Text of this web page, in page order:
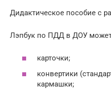
Дидактическое пособие с
Лэпбук по ПДД в ДОУ
карточки;
конвертики
кармашки;